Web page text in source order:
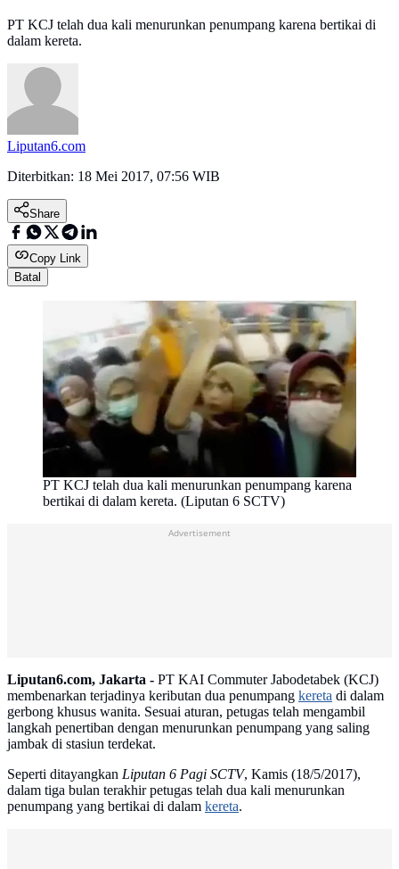
PT KCJ telah dua kali menurunkan penumpang karena bertikai di
dalam kereta.
Liputan6.com
Diterbitkan: 18 Mei 2017, 07:56 WIB
Share
Copy Link
Batal
PT KCJ telah dua kali menurunkan penumpang karena
bertikai di dalam kereta. (Liputan 6 SCTV)
Advertisement
Liputan6.com, Jakarta - PT KAI Commuter Jabodetabek (KCJ)‎
membenarkan terjadinya keributan dua penumpang kereta di dalam
gerbong khusus wanita. Sesuai aturan, petugas telah mengambil
langkah penertiban dengan menurunkan penumpang yang saling
jambak di stasiun terdekat.
Seperti ditayangkan Liputan 6 Pagi SCTV, Kamis (18/5/2017),
dalam tiga bulan terakhir petugas telah dua kali menurunkan
penumpang yang bertikai di dalam kereta.